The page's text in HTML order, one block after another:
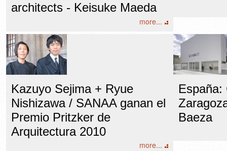
architects - Keisuke Maeda
more...
Kazuyo Sejima + Ryue
Nishizawa / SANAA ganan el
Premio Pritzker de
Arquitectura 2010
more...
España:
Baeza